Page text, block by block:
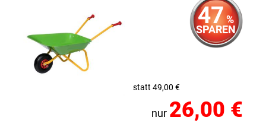
47 %
SPAREN
statt 49,00 €
nur 26,00 €